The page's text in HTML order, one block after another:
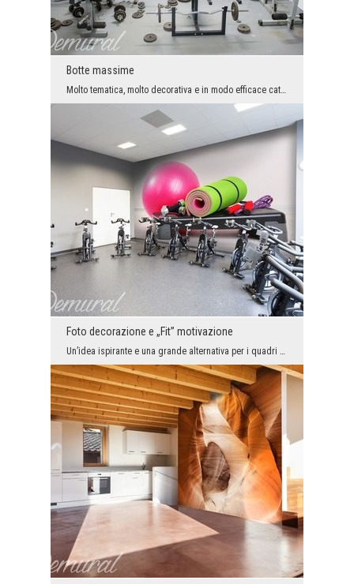
Botte massime
Molto tematica, molto decorativa e in modo efficace cattura lo sguardo. E oltre a questo - tira f...
Foto decorazione e „Fit” motivazione
Un’idea ispirante e una grande alternativa per i quadri casuali e per i poster strappati dalla ri...